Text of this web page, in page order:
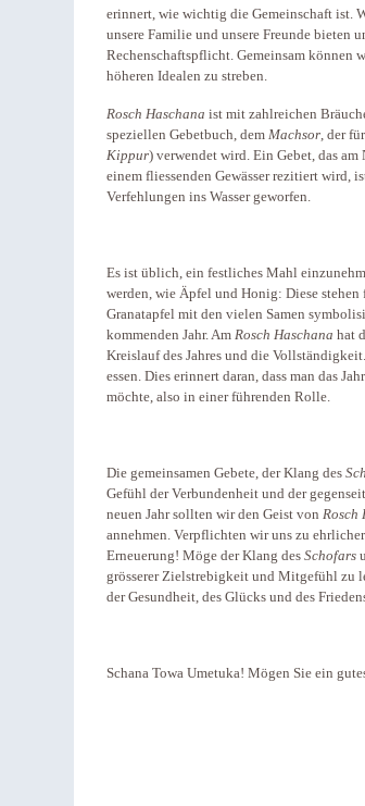
erinnert, wie wichtig die Gemeinschaft ist.
unsere Familie und unsere Freunde bieten
Rechenschaftspflicht. Gemeinsam können
höheren Idealen zu streben.
Rosch Haschana ist mit zahlreichen
speziellen Gebetbuch, dem Machsor, der
Kippur) verwendet wird. Ein Gebet, das am
einem fliessenden Gewässer rezitiert wird,
Verfehlungen ins Wasser geworfen.
Es ist üblich, ein festliches Mahl
werden, wie Äpfel und Honig: Diese stehen
Granatapfel mit den vielen Samen
kommenden Jahr. Am Rosch Haschana hat
Kreislauf des Jahres und die
essen. Dies erinnert daran, dass man das
möchte, also in einer führenden Rolle.
Die gemeinsamen Gebete, der Klang des
Gefühl der Verbundenheit und der
neuen Jahr sollten wir den Geist von Rosch
annehmen. Verpflichten wir uns zu
Erneuerung! Möge der Klang des Schofars
grösserer Zielstrebigkeit und Mitgefühl zu
der Gesundheit, des Glücks und des
Schana Towa Umetuka! Mögen Sie ein